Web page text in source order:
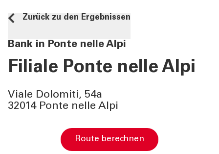
GESCHÄFTSKUNDEN
DIENSTLEISTUNGEN
PRIVATKUNDEN
DIENSTLEISTUNGEN
GESCHÄFTSKUNDEN
MEHR ALS BANK
Zurück zu den Ergebnissen
Bank in Ponte nelle Alpi
Filiale Ponte nelle Alpi
Viale Dolomiti, 54a
32014 Ponte nelle Alpi
Route berechnen